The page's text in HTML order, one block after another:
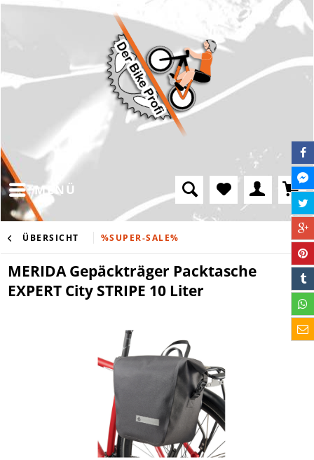
MENÜ
ÜBERSICHT %SUPER-SALE%
MERIDA Gepäckträger Packtasche
EXPERT City STRIPE 10 Liter